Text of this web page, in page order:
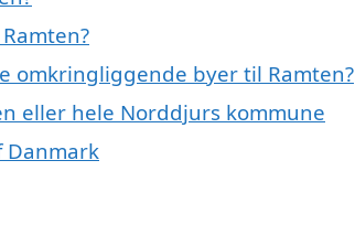
omkringliggende byer til Ramten?
eller hele Norddjurs kommune
Danmark